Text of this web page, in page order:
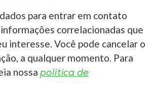
para entrar em contato
correlacionadas que
interesse. Você pode cancelar o
a qualquer momento. Para
nossa política de